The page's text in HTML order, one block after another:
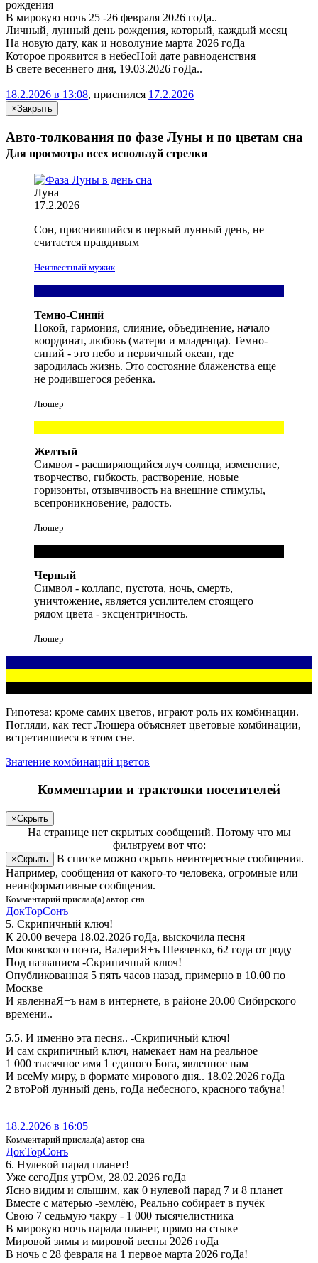
рождения
В мировую ночь 25 -26 февраля 2026 гоДа..
Личный, лунный день рождения, который, каждый месяц
На новую дату, как и новолуние марта 2026 гоДа
Которое проявится в небесНой дате равноденствия
В свете весеннего дня, 19.03.2026 гоДа..
18.2.2026 в 13:08, приснился 17.2.2026
×Закрыть
Авто-толкования по фазе Луны и по цветам сна
Для просмотра всех используй стрелки
Луна
17.2.2026
Сон, приснившийся в первый лунный день, не
считается правдивым
Неизвестный мужик
Темно-Синий
Покой, гармония, слияние, объединение, начало
координат, любовь (матери и младенца). Темно-
синий - это небо и первичный океан, где
зародилась жизнь. Это состояние блаженства еще
не родившегося ребенка.
Люшер
Желтый
Символ - расширяющийся луч солнца, изменение,
творчество, гибкость, растворение, новые
горизонты, отзывчивость на внешние стимулы,
всепроникновение, радость.
Люшер
Черный
Символ - коллапс, пустота, ночь, смерть,
уничтожение, является усилителем стоящего
рядом цвета - эксцентричность.
Люшер
Гипотеза: кроме самих цветов, играют роль их комбинации.
Погляди, как тест Люшера объясняет цветовые комбинации,
встретившиеся в этом сне.
Значение комбинаций цветов
Комментарии и трактовки посетителей
×Скрыть
На странице нет скрытых сообщений. Потому что мы
фильтруем вот что:
×Скрыть
В списке можно скрыть неинтересные сообщения.
Например, сообщения от какого-то человека, огромные или
неинформативные сообщения.
Комментарий прислал(а) автор сна
Док­ТорСонъ
5. Скрипичный ключ!
К 20.00 вечера 18.02.2026 гоДа, выскочила песня
Московского поэта, ВалериЯ+ъ Шевченко, 62 года от роду
Под названием -Скрипичный ключ!
Опубликованная 5 пять часов назад, примерно в 10.00 по
Москве
И явленнаЯ+ъ нам в интернете, в районе 20.00 Сибирского
времени..
5.5. И именно эта песня.. -Скрипичный ключ!
И сам скрипичный ключ, намекает нам на реальное
1 000 тысячное имя 1 единого Бога, явленное нам
И всеМу миру, в формате мирового дня.. 18.02.2026 гоДа
2 втоРой лунный день, гоДа небесного, красного табуна!
18.2.2026 в 16:05
Комментарий прислал(а) автор сна
Док­ТорСонъ
6. Нулевой парад планет!
Уже сегоДня утрОм, 28.02.2026 гоДа
Ясно видим и слышим, как 0 нулевой парад 7 и 8 планет
Вместе с матерью -землёю, Реально собирает в пучёк
Свою 7 седьмую чакру - 1 000 тысячелистника
В мировую ночь парада планет, прямо на стыке
Мировой зимы и мировой весны 2026 гоДа
В ночь с 28 февраля на 1 первое марта 2026 гоДа!